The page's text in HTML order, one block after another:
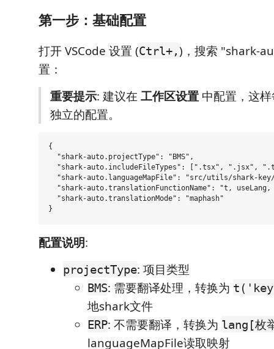
第一步：基础配置
打开 VSCode 设置 (Ctrl+,)，搜索 "shark-
置：
重要提示: 建议在 工作区设置 中配置，这
独立的配置。
{
  "shark-auto.projectType": "BMS",
"shark-auto.includeFileTypes": [".tsx", ".jsx",
"shark-auto.languageMapFile": "src/utils/shark-
"shark-auto.translationFunctionName": "t, useLang,
  "shark-auto.translationMode": "maphash"
配置说明:
projectType: 项目类型
BMS: 需要翻译处理，转换为
地shark文件
ERP: 不需要翻译，转换为 lang[枚
languageMapFile读取映射